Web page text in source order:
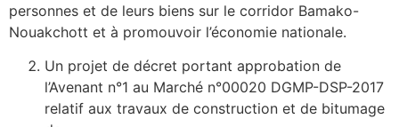
personnes et de leurs biens sur le corridor Bamako-
Nouakchott et à promouvoir l’économie nationale.
Un projet de décret portant approbation de
l’Avenant n°1 au Marché n°00020 DGMP-DSP-2017
relatif aux travaux de construction et de bitumage